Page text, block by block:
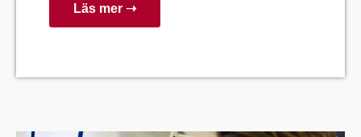
Läs mer ➝